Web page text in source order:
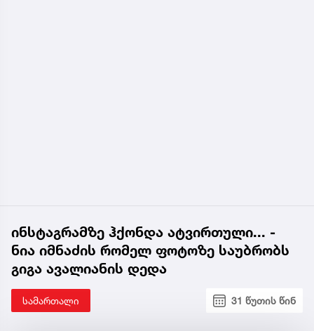
ინსტაგრამზე ჰქონდა ატვირთული... -
ნია იმნაძის რომელ ფოტოზე საუბრობს
გიგა ავალიანის დედა
სამართალი 31 წუთის წინ